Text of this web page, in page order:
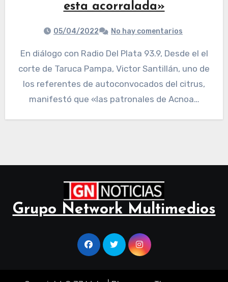
esta acorralada»
05/04/2022 No hay comentarios
En diálogo con Radio Del Plata 93.9, Desde el el
corte de Taruca Pampa, Victor Santillán, uno de
los referentes de autoconvocados del citrus,
manifestó que «las patronales de Acnoa…
Grupo Network Multimedios